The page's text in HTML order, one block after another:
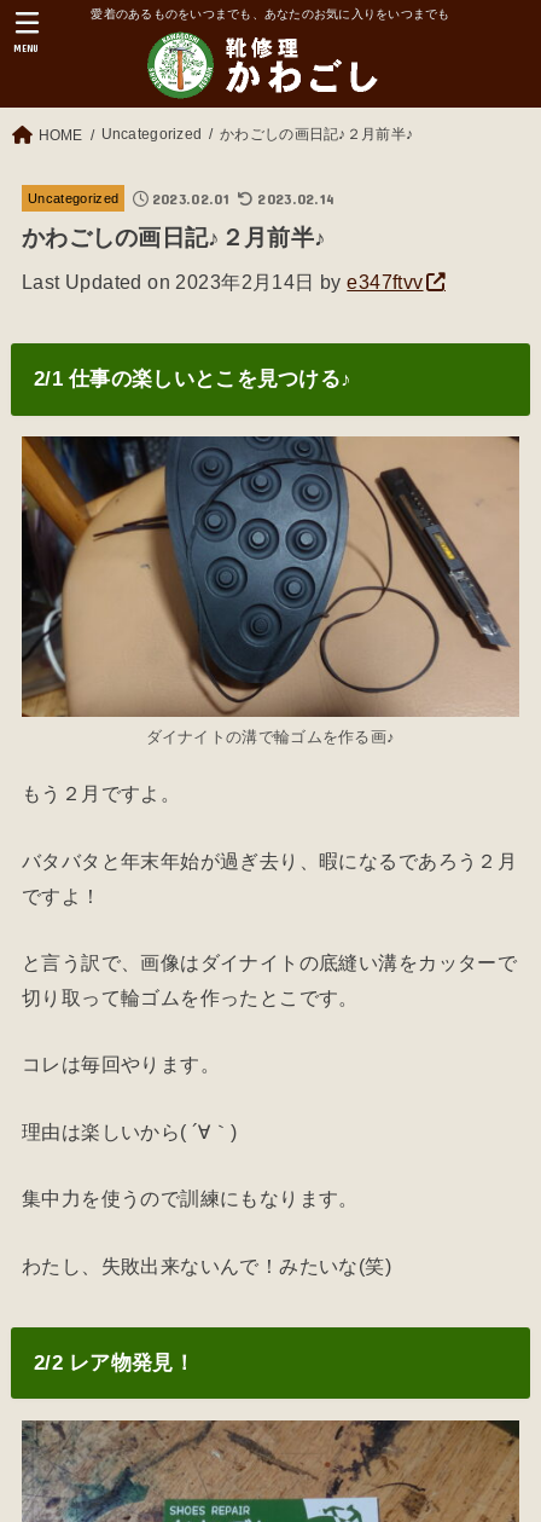
愛着のあるものをいつまでも、あなたのお気に入りをいつまでも
MENU
HOME Uncategorized かわごしの画日記♪２月前半♪
Uncategorized 2023.02.01 2023.02.14
かわごしの画日記♪２月前半♪
Last Updated on 2023年2月14日 bye347ftvv
2/1 仕事の楽しいとこを見つける♪
ダイナイトの溝で輪ゴムを作る画♪
もう２月ですよ。
バタバタと年末年始が過ぎ去り、暇になるであろう２月
ですよ！
と言う訳で、画像はダイナイトの底縫い溝をカッターで
切り取って輪ゴムを作ったとこです。
コレは毎回やります。
理由は楽しいから( ´∀｀)
集中力を使うので訓練にもなります。
わたし、失敗出来ないんで！みたいな(笑)
2/2 レア物発見！